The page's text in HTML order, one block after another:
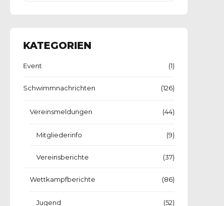
KATEGORIEN
Event (1)
Schwimmnachrichten (126)
Vereinsmeldungen (44)
Mitgliederinfo (9)
Vereinsberichte (37)
Wettkampfberichte (86)
Jugend (52)